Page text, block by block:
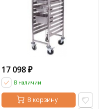
17 098 ₽
В наличии
В корзину